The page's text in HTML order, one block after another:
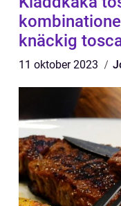
knäckig
11 oktober 2023